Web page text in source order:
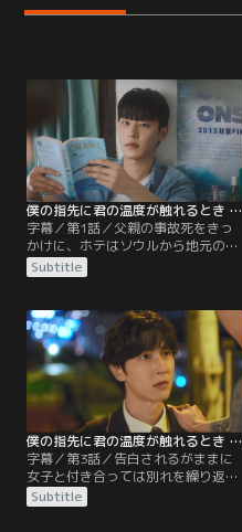
僕の指先に君の温度が触れるとき 第01話／字幕
字幕／第1話／父親の事故死をきっ
かけに、ホテはソウルから地元の江
陵に戻ってくる。2年ぶりに再会し
たホテとドンヒ。ドンヒは、ホテの
とになるのだが…？
Subtitle
僕の指先に君の温度が触れるとき 第03話／字幕
字幕／第3話／告白されるがままに
女子と付き合っては別れを繰り返す
ホテ。ショックを受けたドンヒはそ
の日、ホテを避けるように遅い時間
Subtitle